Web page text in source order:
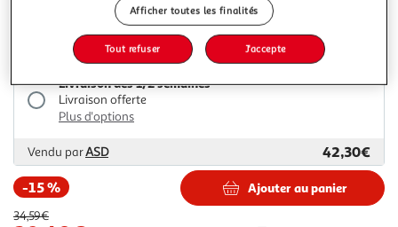
Plus d'options
Vendu par Multishop 41,27€
Livraison dès 1/2 semaines
Livraison offerte
Plus d'options
Vendu parASD
42,30€
-15 %
34,59€
Ajouter au panier
Afficher toutes les finalités
Tout refuser J'accepte